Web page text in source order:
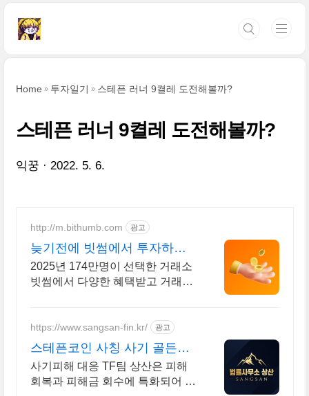
Home 투자일기 스테픈 러너 9켤레 도전해볼까?
스테픈 러너 9켤레 도전해볼까?
익꿍 2022. 5. 6.
http://m.bithumb.com 광고
늦기전에 빗썸에서 투자하세
요 신규 가입 시 5만원 혜택
2025년 174만명이 선택한 거래소
빗썸에서 다양한 혜택받고 거래하
https://www.sangsan-fin.kr/ 광고
스테픈코인 사칭 사기 골든타
임 대응
사기피해 대응 TF팀 상산은 피해
회복과 피해금 회수에 특화되어 있